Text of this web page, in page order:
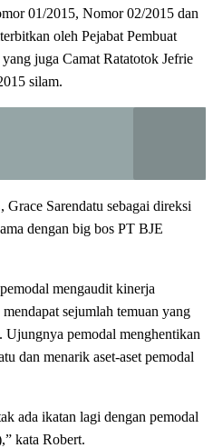
01/2015, Nomor 02/2015 dan
oleh Pejabat Pembuat
juga Camat Ratatotok Jefrie
silam.
Sarendatu sebagai direksi
dengan big bos PT BJE
mengaudit kinerja
sejumlah temuan yang
pemodal menghentikan
dan menarik aset-aset pemodal
ada ikatan lagi dengan pemodal
kata Robert.